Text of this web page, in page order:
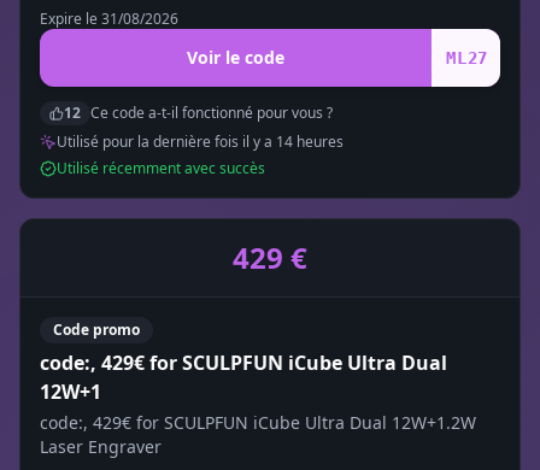
Expire le 31/08/2026
Voir le code ML27
12 Ce code a-t-il fonctionné pour vous ?
Utilisé pour la dernière fois il y a 14 heures
Utilisé récemment avec succès
429 €
Code promo
code:, 429€ for SCULPFUN iCube Ultra Dual
12W+1
code:, 429€ for SCULPFUN iCube Ultra Dual 12W+1.2W
Laser Engraver